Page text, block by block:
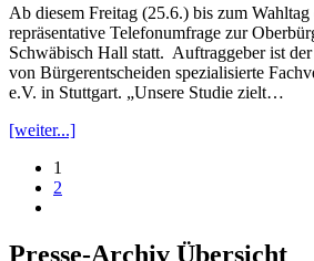
Ab diesem Freitag (25.6.) bis zum
repräsentative Telefonumfrage zur
Schwäbisch Hall statt. Auftraggeber ist
von Bürgerentscheiden spezialisierte
e.V. in Stuttgart. „Unsere Studie zielt…
[weiter...]
1
2
Presse-Archiv Übersicht